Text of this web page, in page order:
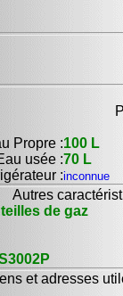
Propre :100 L
usée :70 L
:inconnue
Autres
de gaz
et adresses